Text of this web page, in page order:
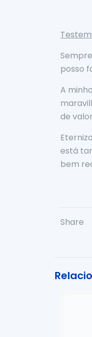
posso
A
de
está
bem
Share